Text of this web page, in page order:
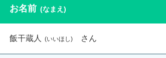
お名前
飯干蔵人 さん